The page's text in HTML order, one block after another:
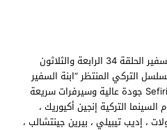
مشاهدة وتحميل مسلسل ابنة السفير الحلقة 34 الرابعة والثلاثون
التركي المنتظر “ابنة السفير
حلقة 34” اون لاين Sefirin Kızı EP34 جودة عالية وسيرفرات سريعة
التركية إنجين أكيوريك ،
، إديب تيبيلي ، بيرين جينتشالب ،